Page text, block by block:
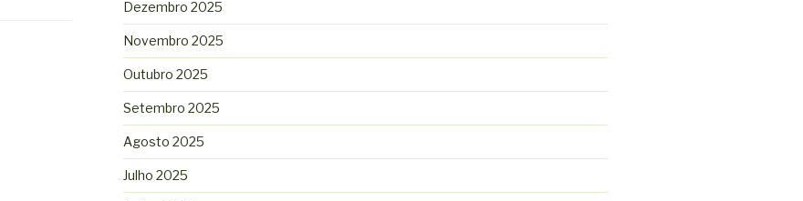
Dezembro 2025
Novembro 2025
Outubro 2025
Setembro 2025
Agosto 2025
Julho 2025